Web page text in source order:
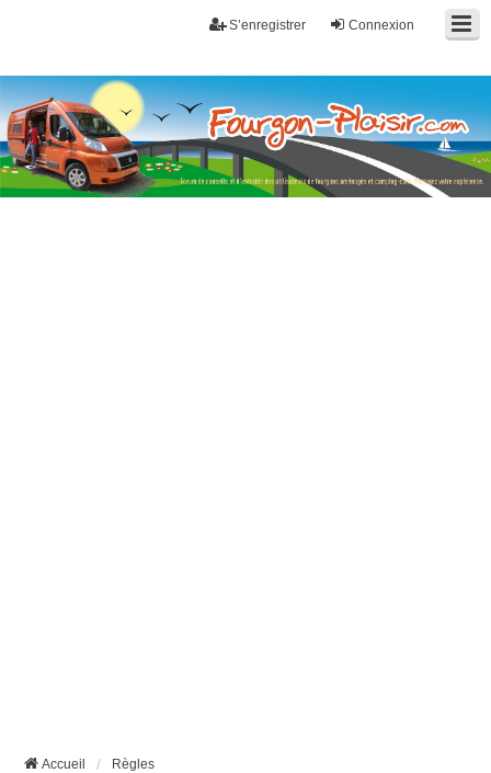
Connexion
S’enregistrer
Fourgon-plaisir.com
Forum de conseils et d'entraide des utilisateurs de fourgons, fourgons
aménagés, vans et de camping-car. Partagez votre expérience.
Accueil Règles